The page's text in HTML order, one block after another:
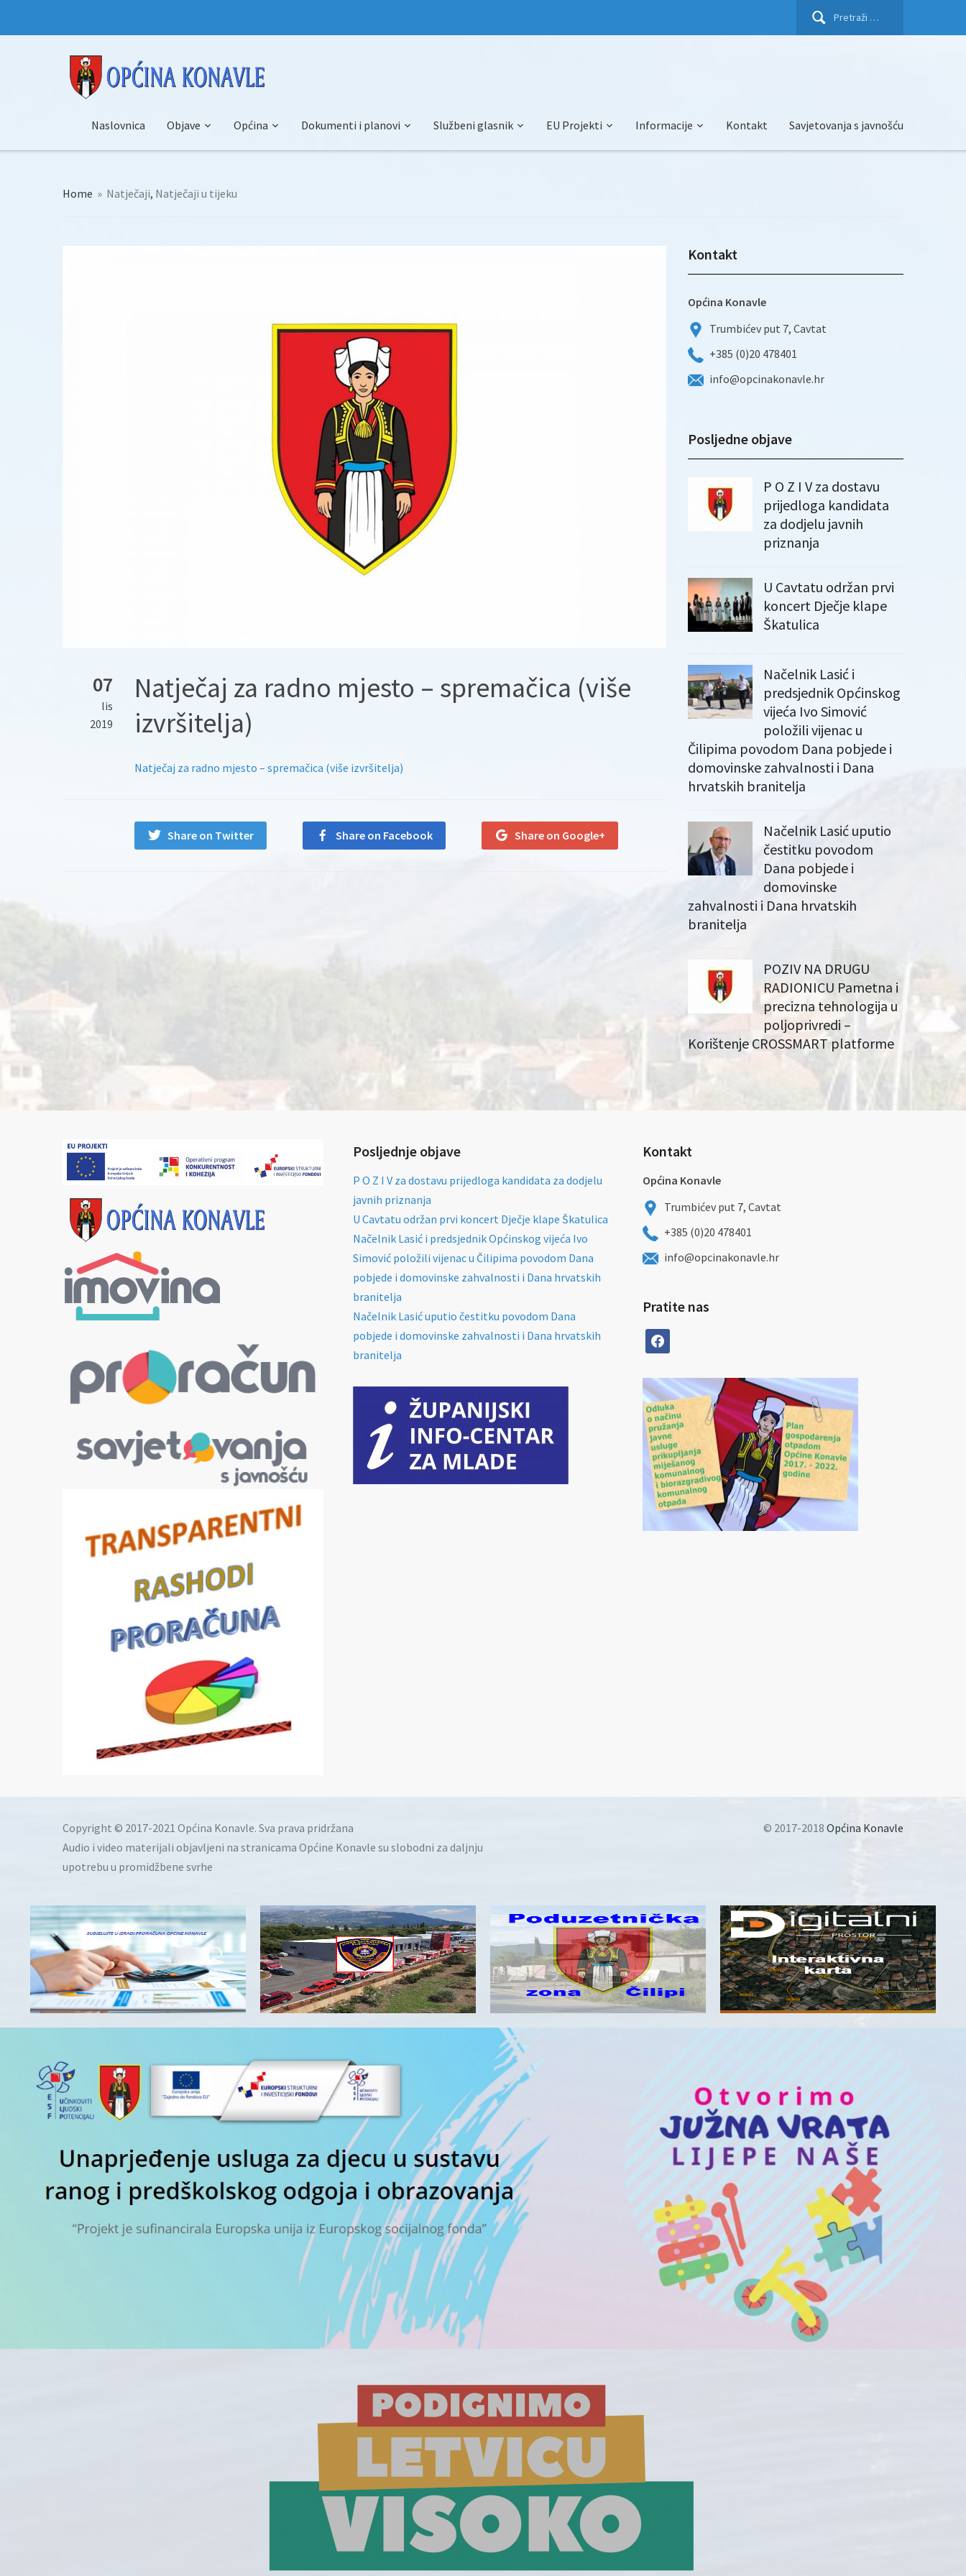
Pretraži:
Naslovnica Objave Općina Dokumenti i planovi Službeni glasnik EU Projekti Informacije Kontakt Savjetovanja s javnošću
Home » Natječaji, Natječaji u tijeku
07
lis
2019
Natječaj za radno mjesto – spremačica (više
izvršitelja)
Natječaj za radno mjesto – spremačica (više izvršitelja)
Share on Twitter Share on Facebook Share on Google+
Kontakt
Općina Konavle
Trumbićev put 7, Cavtat
+385 (0)20 478401
info@opcinakonavle.hr
Posljedne objave
P O Z I V za dostavu
prijedloga kandidata
za dodjelu javnih
priznanja
U Cavtatu održan prvi
koncert Dječje klape
Škatulica
Načelnik Lasić i
predsjednik Općinskog
vijeća Ivo Simović
položili vijenac u
Čilipima povodom Dana pobjede i
domovinske zahvalnosti i Dana
hrvatskih branitelja
Načelnik Lasić uputio
čestitku povodom
Dana pobjede i
domovinske
zahvalnosti i Dana hrvatskih
branitelja
POZIV NA DRUGU
RADIONICU Pametna i
precizna tehnologija u
poljoprivredi –
Korištenje CROSSMART platforme
Posljednje objave
P O Z I V za dostavu prijedloga kandidata za dodjelu
javnih priznanja
U Cavtatu održan prvi koncert Dječje klape Škatulica
Načelnik Lasić i predsjednik Općinskog vijeća Ivo
Simović položili vijenac u Čilipima povodom Dana
pobjede i domovinske zahvalnosti i Dana hrvatskih
branitelja
Načelnik Lasić uputio čestitku povodom Dana
pobjede i domovinske zahvalnosti i Dana hrvatskih
branitelja
Kontakt
Općina Konavle
Trumbićev put 7, Cavtat
+385 (0)20 478401
info@opcinakonavle.hr
Pratite nas
facebook
Copyright © 2017-2021 Općina Konavle. Sva prava pridržana
Audio i video materijali objavljeni na stranicama Općine Konavle su slobodni za daljnju
upotrebu u promidžbene svrhe
© 2017-2018 Općina Konavle